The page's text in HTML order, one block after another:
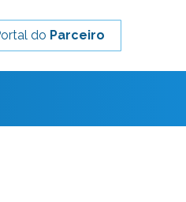
do Parceiro